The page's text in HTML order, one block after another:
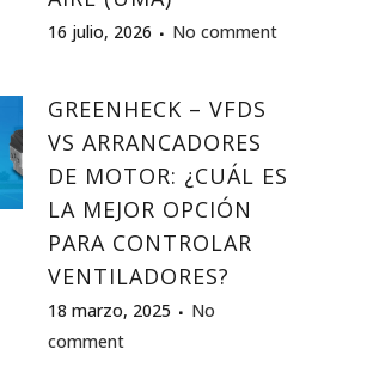
16 julio, 2026 No comment
GREENHECK – VFDS
VS ARRANCADORES
DE MOTOR: ¿CUÁL ES
LA MEJOR OPCIÓN
PARA CONTROLAR
VENTILADORES?
18 marzo, 2025
No
comment